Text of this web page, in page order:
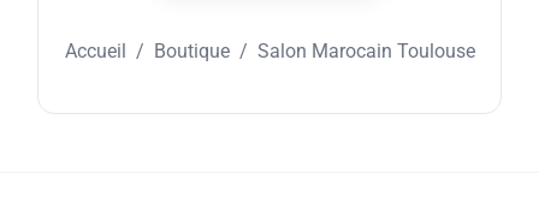
Accueil / Boutique/ Salon Marocain Toulouse